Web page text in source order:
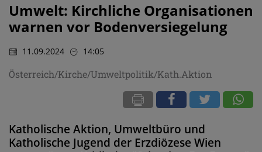
Umwelt: Kirchliche Organisationen
warnen vor Bodenversiegelung
11.09.2024 14:05
Österreich/Kirche/Umweltpolitik/Kath.Aktion
Katholische Aktion, Umweltbüro und
Katholische Jugend der Erzdiözese Wien